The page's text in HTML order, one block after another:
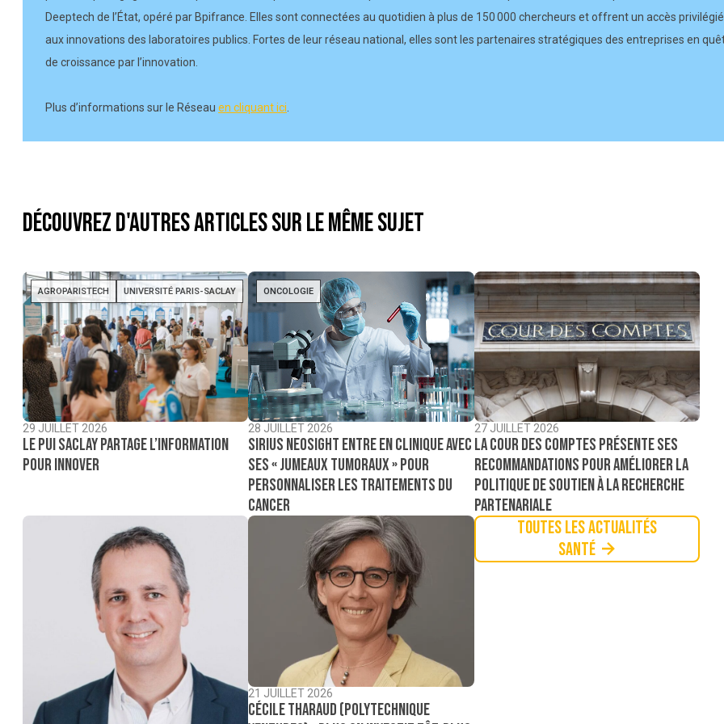
Deeptech de l’État, opéré par Bpifrance. Elles sont connectées au quotidien à plus de 150 000 chercheurs et offrent un accès privilégié
aux innovations des laboratoires publics. Fortes de leur réseau national, elles sont les partenaires stratégiques des entreprises en
de croissance par l’innovation.
Plus d’informations sur le Réseau en cliquant ici.
Découvrez d'autres articles sur le même sujet
AGROPARISTECH UNIVERSITÉ PARIS-SACLAY
29 JUILLET 2026
Le PUI Saclay partage l’information
pour innover
ONCOLOGIE
28 JUILLET 2026
Sirius NeoSight entre en clinique avec
ses « jumeaux tumoraux » pour
personnaliser les traitements du
cancer
27 JUILLET 2026
La Cour des comptes présente ses
recommandations pour améliorer la
politique de soutien à la recherche
partenariale
21 JUILLET 2026
Cécile Tharaud (Polytechnique
Toutes les actualités
Santé